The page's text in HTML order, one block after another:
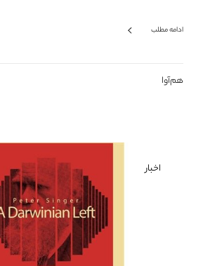
ادامه مطلب
هم‌آوا
اخبار